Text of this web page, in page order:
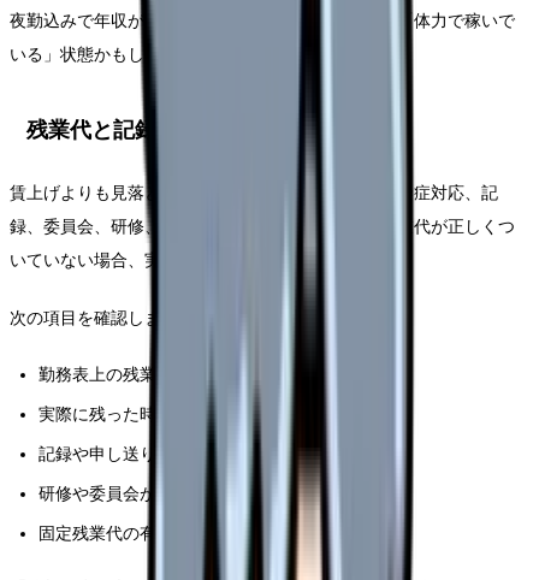
夜勤込みで年収が高くても、夜勤抜きで低い場合は「体力で稼いで
いる」状態かもしれません。
残業代と記録時間を見る
賃上げよりも見落とされやすいのが残業代です。感染症対応、記
録、委員会、研修、申し送りが増えているのに、残業代が正しくつ
いていない場合、実質時給は下がります。
次の項目を確認しましょう。
勤務表上の残業時間
実際に残った時間
記録や申し送りが勤務外になっていないか
研修や委員会が時間外扱いか
固定残業代の有無